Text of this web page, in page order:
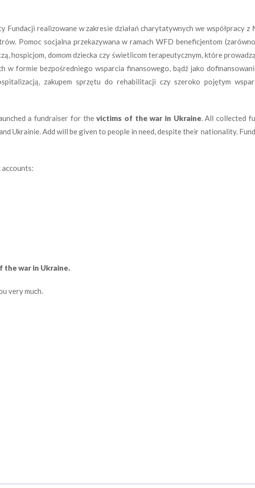
realizowane w zakresie działań charytatywnych we współpracy z
Pomoc socjalna przekazywana w ramach WFD beneficjentom
hospicjom, domom dziecka czy świetlicom terapeutycznym, które
w formie bezpośredniego wsparcia finansowego, bądź jako
zakupem sprzętu do rehabilitacji czy szeroko pojętym
a fundraiser for thevictims of the war in Ukraine. All collected
Ukrainie. Add will be given to people in need, despite their nationality.
accounts:
war in Ukraine.
very much.